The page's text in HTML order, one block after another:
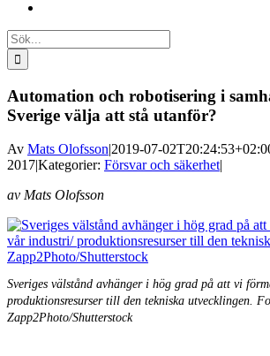
Sök
efter:
Automation och robotisering i
Sverige välja att stå utanför?
Av Mats Olofsson|2019-07-
2017|Kategorier: Försvar och säkerhet|
av Mats Olofsson
Sveriges välstånd avhänger i hög grad på att vi
produktionsresurser till den tekniska utvecklingen.
Zapp2Photo/Shutterstock